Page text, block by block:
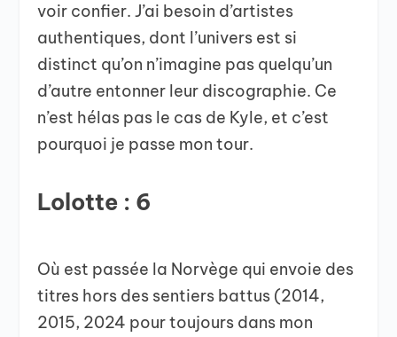
voir confier. J’ai besoin d’artistes
authentiques, dont l’univers est si
distinct qu’on n’imagine pas quelqu’un
d’autre entonner leur discographie. Ce
n’est hélas pas le cas de Kyle, et c’est
pourquoi je passe mon tour.
Lolotte : 6
Où est passée la Norvège qui envoie des
titres hors des sentiers battus (2014,
2015, 2024 pour toujours dans mon